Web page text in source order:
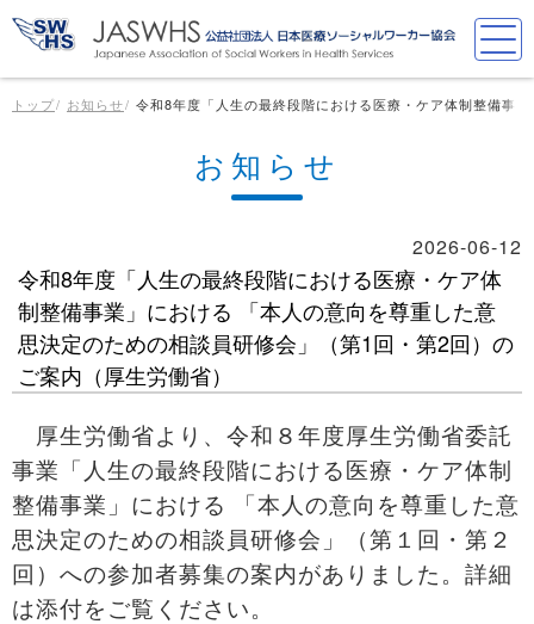
トップ お知らせ 令和8年度「人生の最終段階における医療・ケア体制整備事
お知らせ
2026-06-12
令和8年度「人生の最終段階における医療・ケア体
制整備事業」における 「本人の意向を尊重した意
思決定のための相談員研修会」（第1回・第2回）の
ご案内（厚生労働省）
厚生労働省より、令和８年度厚生労働省委託
事業「人生の最終段階における医療・ケア体制
整備事業」における 「本人の意向を尊重した意
思決定のための相談員研修会」（第１回・第２
回）への参加者募集の案内がありました。詳細
は添付をご覧ください。